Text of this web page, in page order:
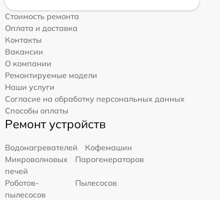
Стоимость ремонта
Оплата и доставка
Контакты
Вакансии
О компании
Ремонтируемые модели
Наши услуги
Согласие на обработку персональных данных
Способы оплаты
Ремонт устройств
Водонагревателей
Кофемашин
Микроволновых
печей
Парогенераторов
Роботов-
пылесосов
Пылесосов